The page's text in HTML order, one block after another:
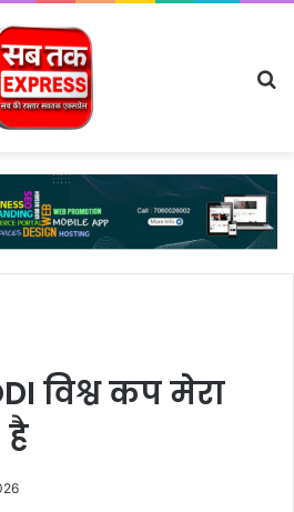
विश्व कप मेरा
है